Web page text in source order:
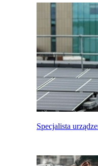
Specjalista